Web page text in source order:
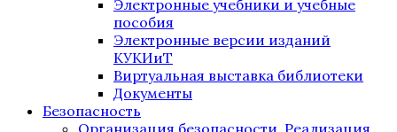
Электронные учебники и учебные
пособия
Электронные версии изданий
КУКИиТ
Виртуальная выставка библиотеки
Документы
Безопасность
Организация безопасности. Реализация